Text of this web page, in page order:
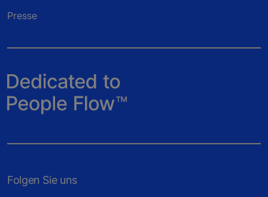
Presse
Folgen Sie uns